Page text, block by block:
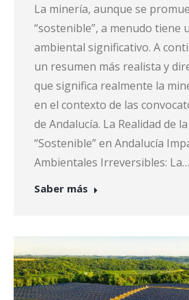
La minería, aunque se
“sostenible”, a menudo tiene
ambiental significativo. A
un resumen más realista y
que significa realmente la
en el contexto de las
de Andalucía. La Realidad de
“Sostenible” en Andalucía
Ambientales Irreversibles: La…
Saber más